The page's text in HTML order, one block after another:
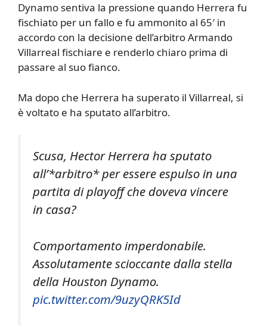
Dynamo sentiva la pressione quando Herrera fu
fischiato per un fallo e fu ammonito al 65′ in
accordo con la decisione dell’arbitro Armando
Villarreal fischiare e renderlo chiaro prima di
passare al suo fianco.
Ma dopo che Herrera ha superato il Villarreal, si
è voltato e ha sputato all’arbitro.
Scusa, Hector Herrera ha sputato
all’*arbitro* per essere espulso in una
partita di playoff che doveva vincere
in casa?
Comportamento imperdonabile.
Assolutamente scioccante dalla stella
della Houston Dynamo.
pic.twitter.com/9uzyQRK5Id